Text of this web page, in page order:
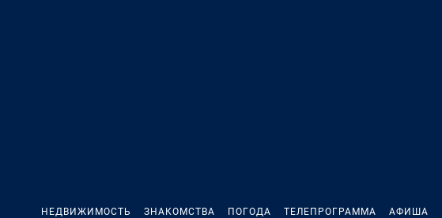
НЕДВИЖИМОСТЬ ЗНАКОМСТВА ПОГОДА ТЕЛЕПРОГРАММА АФИША